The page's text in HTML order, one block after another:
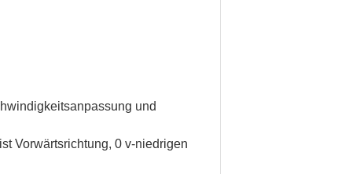
und
Vorwärtsrichtung, 0 v-niedrigen